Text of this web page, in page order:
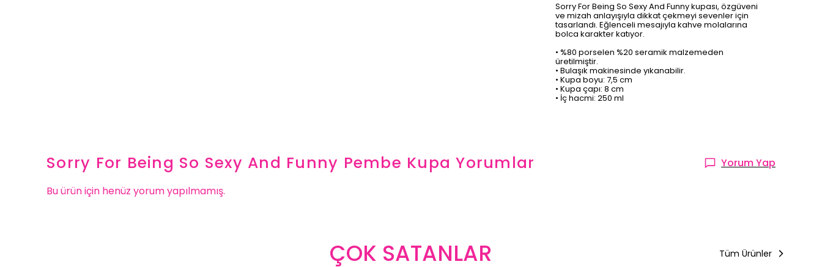
Sorry For Being So Sexy And Funny kupası, özgüveni
ve mizah anlayışıyla dikkat çekmeyi sevenler için
tasarlandı. Eğlenceli mesajıyla kahve molalarına
bolca karakter katıyor.
• %80 porselen %20 seramik malzemeden
üretilmiştir.
• Bulaşık makinesinde yıkanabilir.
• Kupa boyu: 7,5 cm
• Kupa çapı: 8 cm
• İç hacmi: 250 ml
Sorry For Being So Sexy And Funny Pembe Kupa Yorumlar Yorum Yap
Bu ürün için henüz yorum yapılmamış.
ÇOK SATANLAR Tüm Ürünler